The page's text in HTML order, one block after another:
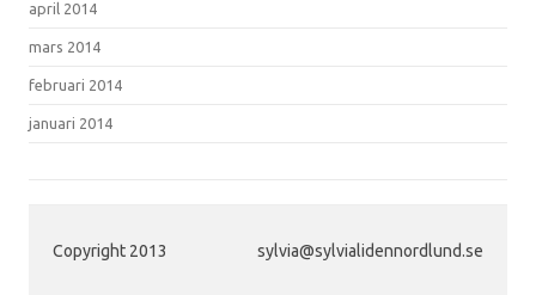
april 2014
mars 2014
februari 2014
januari 2014
Copyright 2013 sylvia@sylvialidennordlund.se